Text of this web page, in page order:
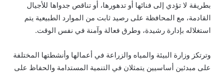
بطريقة لا تؤدي إلى فنائها أو تدهورها، أو تناقص جدواها للأجيال
القادمة، مع المحافظة على رصيد ثابت من الموارد الطبيعية يتم
استغلاله بإدارة رشيدة، وطرق فعالة وآمنة في نفس الوقت.
وترتكز وزارة البيئة والمياه والزراعة في أعمالها وأنشطتها المختلفة
على مبدئين أساسيين يتمثلان في التنمية المستدامة والحفاظ على